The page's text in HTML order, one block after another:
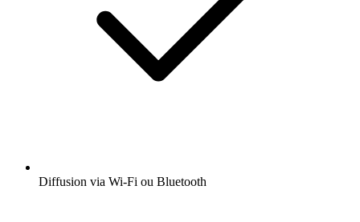
Diffusion via Wi-Fi ou Bluetooth